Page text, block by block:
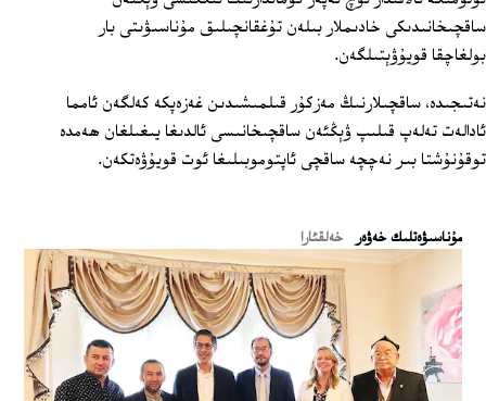
ساقچىخانىدىكى خادىملار بىلەن تۇغقانچىلىق مۇناسىۋىتى بار
بولغاچقا قويۇۋېتىلگەن.
نەتىجىدە، ساقچىلارنىڭ مەزكۇر قىلمىشىدىن غەزەپكە كەلگەن ئامما
ئادالەت تەلەپ قىلىپ ۋېڭئەن ساقچىخانىسى ئالدىغا يىغىلغان ھەمدە
توقۇنۇشتا بىر نەچچە ساقچى ئاپتوموبىلىغا ئوت قويۇۋەتكەن.
ﻣﯘﻧﺎﺳﯩﯟﻩﺗﻠﯩﻚ ﺧﻪﯞﻩﺭ خەلقئارا